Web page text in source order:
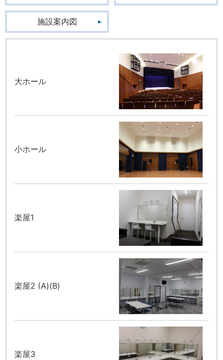
施設案内図
大ホール
小ホール
楽屋1
楽屋2 (A)(B)
楽屋3